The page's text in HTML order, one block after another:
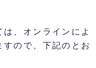
、オンラインによ
ので、下記のとお